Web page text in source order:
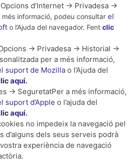
d’Internet -> Privadesa ->
més informació, podeu consultar el
o l’Ajuda del navegador. Fent clic
-> Privadesa -> Historial ->
per a més informació,
suport de Mozilla o l’Ajuda del
aquí.
-> SeguretatPer a més informació,
suport d’Apple o l’ajuda del
aquí.
no impedeix la navegació pel
d’alguns dels seus serveis podrà
experiència de navegació